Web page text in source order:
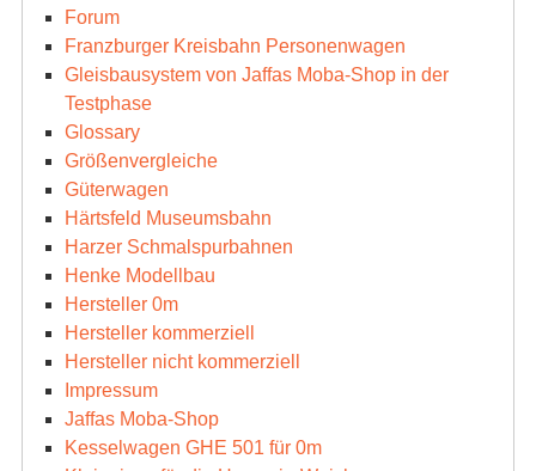
Forum
Franzburger Kreisbahn Personenwagen
Gleisbausystem von Jaffas Moba-Shop in der
Testphase
Glossary
Größenvergleiche
Güterwagen
Härtsfeld Museumsbahn
Harzer Schmalspurbahnen
Henke Modellbau
Hersteller 0m
Hersteller kommerziell
Hersteller nicht kommerziell
Impressum
Jaffas Moba-Shop
Kesselwagen GHE 501 für 0m